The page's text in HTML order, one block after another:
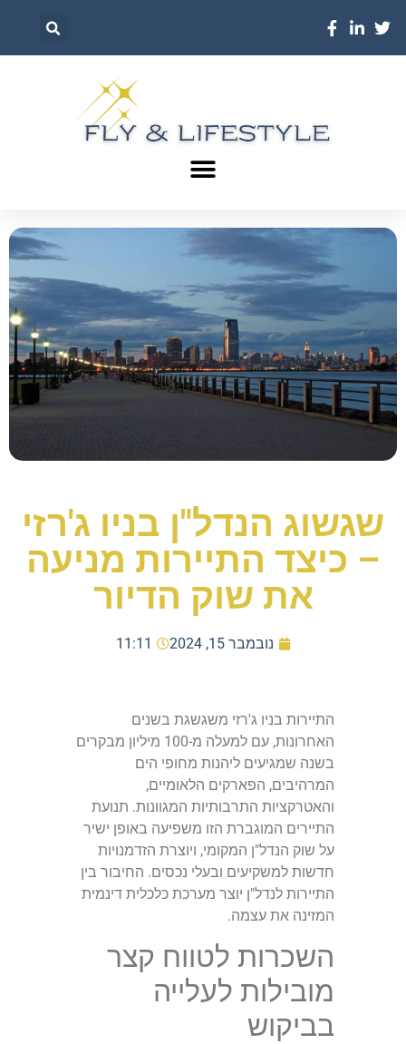
שגשוג הנדל"ן בניו ג'רזי
– כיצד התיירות מניעה
את שוק הדיור
נובמבר 15, 2024 11:11
התיירות בניו ג'רזי משגשגת בשנים
האחרונות, עם למעלה מ-100 מיליון מבקרים
בשנה שמגיעים ליהנות מחופי הים
המרהיבים, הפארקים הלאומיים,
והאטרקציות התרבותיות המגוונות. תנועת
התיירים המוגברת הזו משפיעה באופן ישיר
על שוק הנדל"ן המקומי, ויוצרת הזדמנויות
חדשות למשקיעים ובעלי נכסים. החיבור בין
התיירות לנדל"ן יוצר מערכת כלכלית דינמית
המזינה את עצמה.
השכרות לטווח קצר
מובילות לעלייה
בביקוש